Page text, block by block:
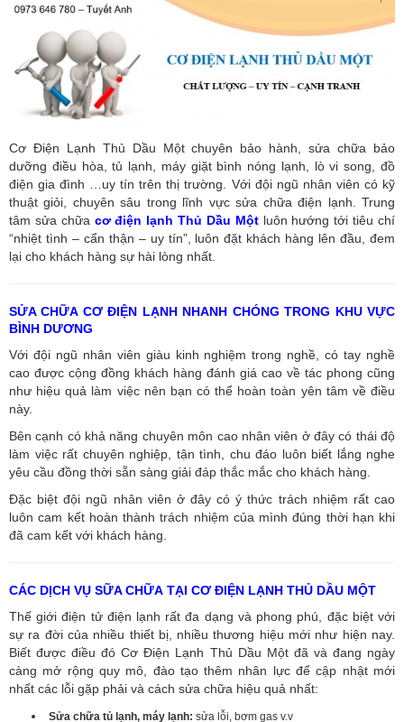
Cơ Điện Lạnh Thủ Dầu Một chuyên bảo hành, sửa chữa bảo
dưỡng điều hòa, tủ lạnh, máy giặt bình nóng lạnh, lò vi song, đồ
điện gia đình …uy tín trên thị trường. Với đội ngũ nhân viên có kỹ
thuật giỏi, chuyên sâu trong lĩnh vực sửa chữa điện lạnh. Trung
tâm sửa chữa cơ điện lạnh Thủ Dầu Mộtluôn hướng tới tiêu chí
“nhiệt tình – cẩn thận – uy tín”, luôn đặt khách hàng lên đầu, đem
lại cho khách hàng sự hài lòng nhất.
SỬA CHỮA CƠ ĐIỆN LẠNH NHANH CHÓNG TRONG KHU VỰC
BÌNH DƯƠNG
Với đội ngũ nhân viên giàu kinh nghiệm trong nghề, có tay nghề
cao được cộng đồng khách hàng đánh giá cao về tác phong cũng
như hiệu quả làm việc nên bạn có thể hoàn toàn yên tâm về điều
này.
Bên cạnh có khả năng chuyên môn cao nhân viên ở đây có thái độ
làm việc rất chuyên nghiệp, tận tình, chu đáo luôn biết lắng nghe
yêu cầu đồng thời sẵn sàng giải đáp thắc mắc cho khách hàng.
Đặc biệt đội ngũ nhân viên ở đây có ý thức trách nhiệm rất cao
luôn cam kết hoàn thành trách nhiệm của mình đúng thời hạn khi
đã cam kết với khách hàng.
CÁC DỊCH VỤ SỮA CHỮA TẠI CƠ ĐIỆN LẠNH THỦ DẦU MỘT
Thế giới điện tử điện lạnh rất đa dạng và phong phú, đặc biệt với
sự ra đời của nhiều thiết bị, nhiều thương hiệu mới như hiện nay.
Biết được điều đó Cơ Điện Lạnh Thủ Dầu Một đã và đang ngày
càng mở rộng quy mô, đào tạo thêm nhân lực để cập nhật mới
nhất các lỗi gặp phải và cách sửa chữa hiệu quả nhất:
Sửa chữa tủ lạnh, máy lạnh: sửa lỗi, bơm gas v.v